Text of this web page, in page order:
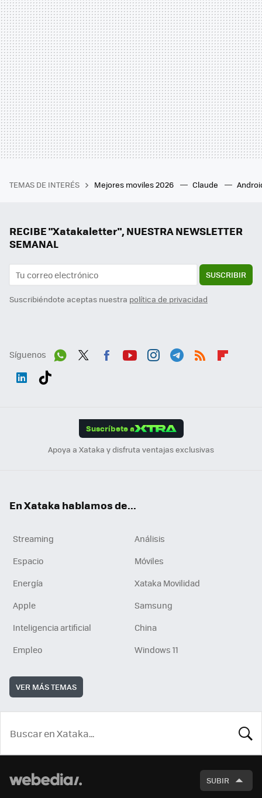
TEMAS DE INTERÉS Mejores moviles 2026 Claude
RECIBE "Xatakaletter", NUESTRA NEWSLETTER
SEMANAL
SUSCRIBIR
Suscribiéndote aceptas nuestra política de privacidad
Síguenos
Suscríbete a
Apoya a Xataka y disfruta ventajas exclusivas
En Xataka hablamos de...
Streaming
Análisis
Espacio
Móviles
Energía
Xataka Movilidad
Apple
Samsung
Inteligencia artificial
China
Empleo
Windows 11
VER MÁS TEMAS
SUBIR